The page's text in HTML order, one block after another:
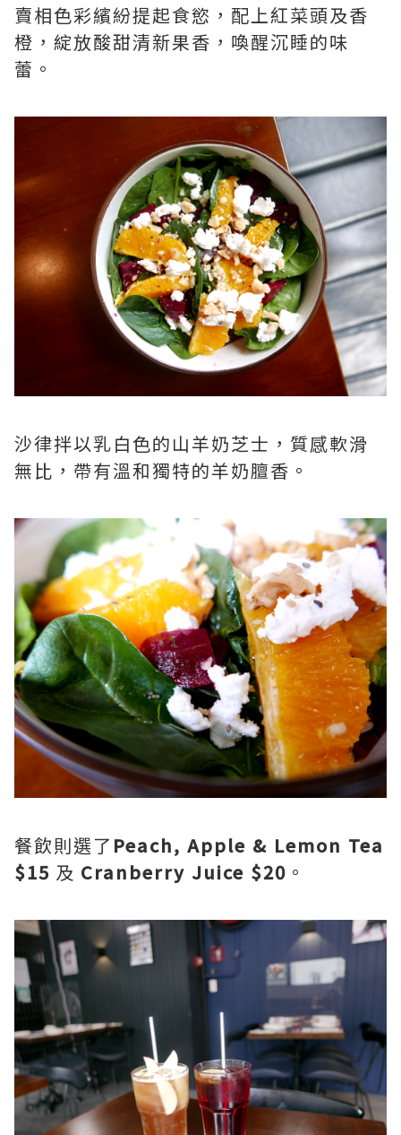
賣相色彩繽紛提起食慾，配上紅菜頭及香
橙，綻放酸甜清新果香，喚醒沉睡的味
蕾。
沙律拌以乳白色的山羊奶芝士，質感軟滑
無比，帶有溫和獨特的羊奶膻香。
餐飲則選了 Peach, Apple & Lemon Tea
$15 及 Cranberry Juice $20 。